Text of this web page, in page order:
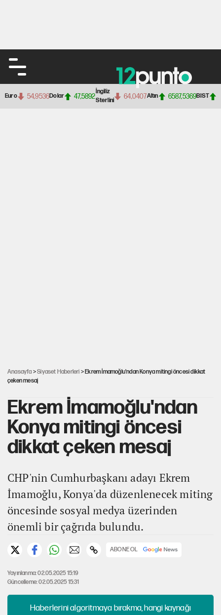
Euro 54,9536Dolar 47,5892
İngiliz
Sterlini
64,0407Altın 6587,5369BIST
Anasayfa >Siyaset Haberleri > Ekrem İmamoğlu'ndan Konya mitingi öncesi dikkat
çeken mesaj
Ekrem İmamoğlu'ndan
Konya mitingi öncesi
dikkat çeken mesaj
CHP'nin Cumhurbaşkanı adayı Ekrem
İmamoğlu, Konya'da düzenlenecek miting
öncesinde sosyal medya üzerinden
önemli bir çağrıda bulundu.
ABONE OL
Yayınlanma: 02.05.2025 15:19
Güncelleme: 02.05.2025 15:31
Haberlerini algoritmaya bırakma, hangi kaynağı